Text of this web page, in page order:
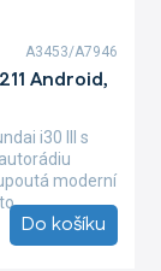
Android,
Do košíku
i30 III s
moderní
A3453/A7946